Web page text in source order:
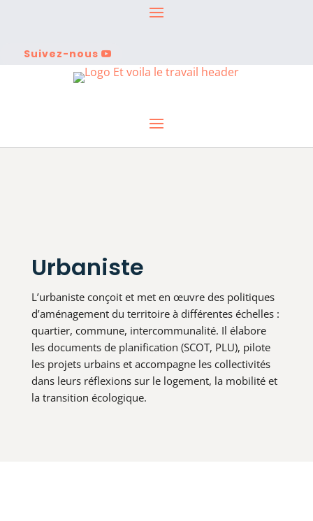
Suivez-nous
Urbaniste
L’urbaniste conçoit et met en œuvre des politiques
d’aménagement du territoire à différentes échelles :
quartier, commune, intercommunalité. Il élabore
les documents de planification (SCOT, PLU), pilote
les projets urbains et accompagne les collectivités
dans leurs réflexions sur le logement, la mobilité et
la transition écologique.